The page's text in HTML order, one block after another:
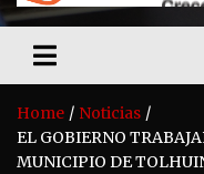
Home
Noticias
EL GOBIERNO
MUNICIPIO DE